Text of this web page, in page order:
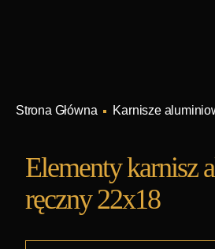
Karnisze
Elementy karnisz
ręczny 22x18